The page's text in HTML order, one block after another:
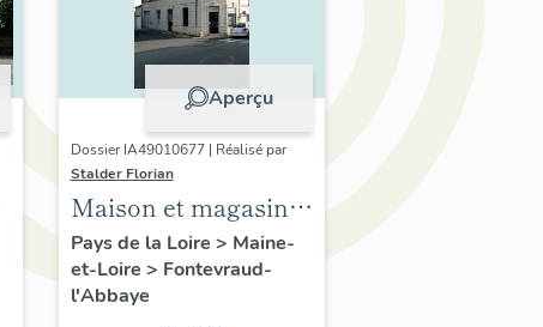
Aperçu
Dossier IA49010677 | Réalisé par
Stalder Florian
Maison et magasin
de commerce, 52 rue
Robert-d'Arbrissel,
Fontevraud-l'Abbaye
Pays de la Loire > Maine-
et-Loire > Fontevraud-
l'Abbaye